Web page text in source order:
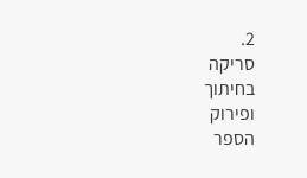
2.
סריקה
בחיתוך
ופירוק
הספר